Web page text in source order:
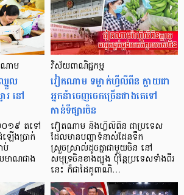
ណាម
នួល
រ នៅ
២០១៩ តទៅ
ើងប្រាក់
ប់
មាណជាង
វិស័យពាណិជ្ជកម្ម
វៀតណាម ទម្លាក់ហ្វីលីពីន ក្លាយជា
អ្នកនំាចេញចេកច្រើនជាងគេទៅ
កាន់ទីផ្សារចិន
វៀតណាម និងហ្វីលីពីន ជាប្រទេស
ដែលមានបញ្ហាទំនាស់ដែនទឹក
ស្រួចស្រាល់ដូចគ្នាជាមួយចិន នៅ
សមុទ្រចិនខាងត្បូង ប៉ុន្តែប្រទេសទាំងពីរ
នេះ ក៏ជាដៃគូពាណិ…